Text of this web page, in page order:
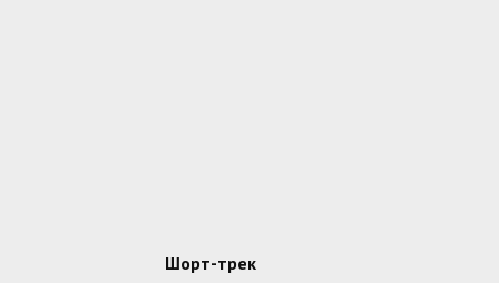
Шорт-трек